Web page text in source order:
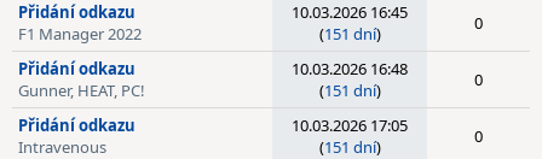
Přidání odkazu
F1 Manager 2022
10.03.2026 16:45
(151 dní) 0
Přidání odkazu
Gunner, HEAT, PC!
10.03.2026 16:48
(151 dní) 0
Přidání odkazu
Intravenous
10.03.2026 17:05
(151 dní) 0